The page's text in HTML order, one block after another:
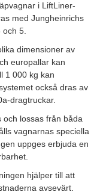
i LiftLiner-
med Jungheinrichs
5.
dimensioner av
europallar kan
1 000 kg kan
också dras av
dragtruckar.
och lossas från båda
vagnarnas speciella
uppges erbjuda en
hjälper till att
avsevärt.